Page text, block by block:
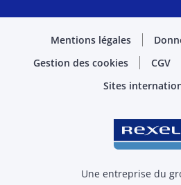
Mentions légales
Gestion des cookies
CGV
Sites
Une entreprise du